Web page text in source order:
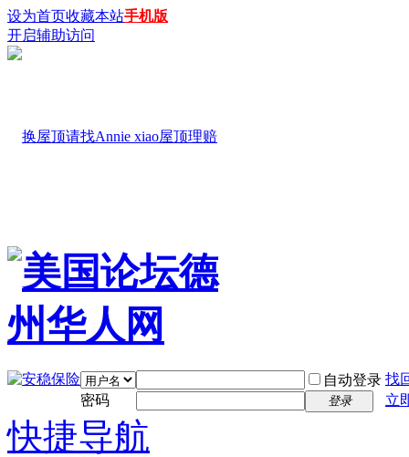
设为首页收藏本站手机版
开启辅助访问
自动登录 找
密码
登录 立
快捷导航